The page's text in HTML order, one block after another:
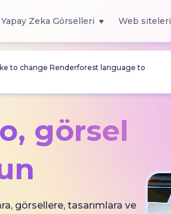
Yapay Zeka Görselleri Web siteleri
to change Renderforest language to
görsel
görsellere, tasarımlara ve